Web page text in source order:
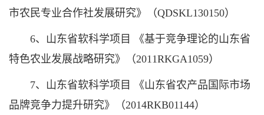
市农民专业合作社发展研究》（QDSKL130150）
6、山东省软科学项目 《基于竞争理论的山东省
特色农业发展战略研究》（2011RKGA1059）
7、山东省软科学项目 《山东省农产品国际市场
品牌竞争力提升研究》（2014RKB01144）